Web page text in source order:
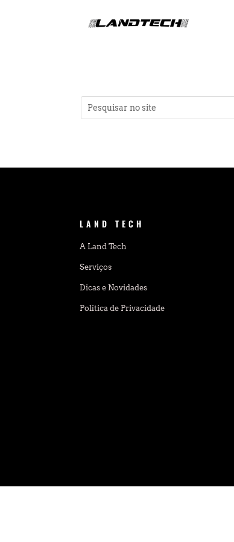
LAND TECH
A Land Tech
Serviços
Dicas e Novidades
Política de Privacidade